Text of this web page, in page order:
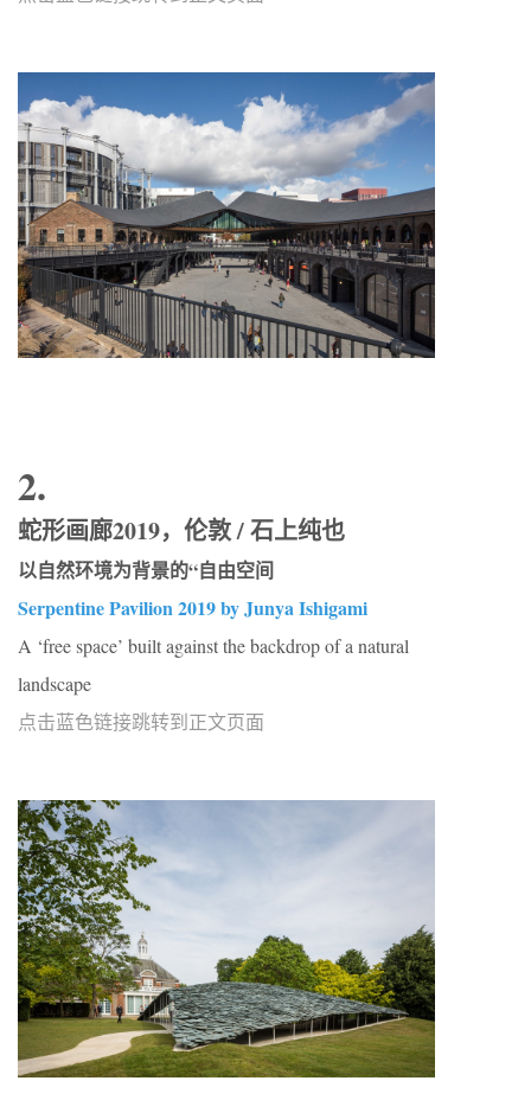
2.
蛇形画廊2019，伦敦 / 石上纯也
以自然环境为背景的“自由空间
Serpentine Pavilion 2019 by Junya Ishigami
A ‘free space’ built against the backdrop of a natural
landscape
点击蓝色链接跳转到正文页面